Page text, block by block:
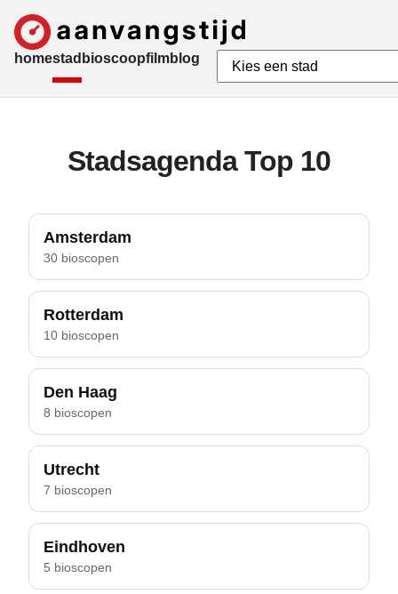
homestad bioscoopfilmblog
Stadsagenda Top 10
Amsterdam
30 bioscopen
Rotterdam
10 bioscopen
Den Haag
8 bioscopen
Utrecht
7 bioscopen
Eindhoven
5 bioscopen